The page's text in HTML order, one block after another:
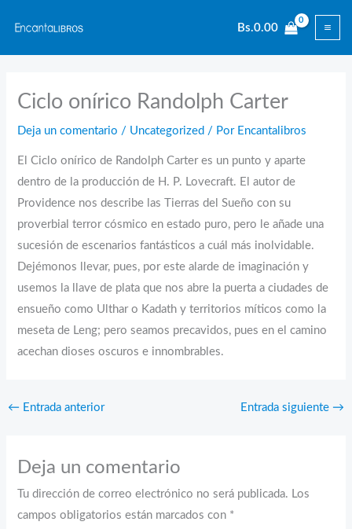
contenido
Bs.0.00
Ciclo onírico Randolph Carter
Deja un comentario / Uncategorized / Por Encantalibros
El Ciclo onírico de Randolph Carter es un punto y aparte
dentro de la producción de H. P. Lovecraft. El autor de
Providence nos describe las Tierras del Sueño con su
proverbial terror cósmico en estado puro, pero le añade una
sucesión de escenarios fantásticos a cuál más inolvidable.
Dejémonos llevar, pues, por este alarde de imaginación y
usemos la llave de plata que nos abre la puerta a ciudades de
ensueño como Ulthar o Kadath y territorios míticos como la
meseta de Leng; pero seamos precavidos, pues en el camino
acechan dioses oscuros e innombrables.
← Entrada anterior Entrada siguiente →
Deja un comentario
Tu dirección de correo electrónico no será publicada. Los
campos obligatorios están marcados con *